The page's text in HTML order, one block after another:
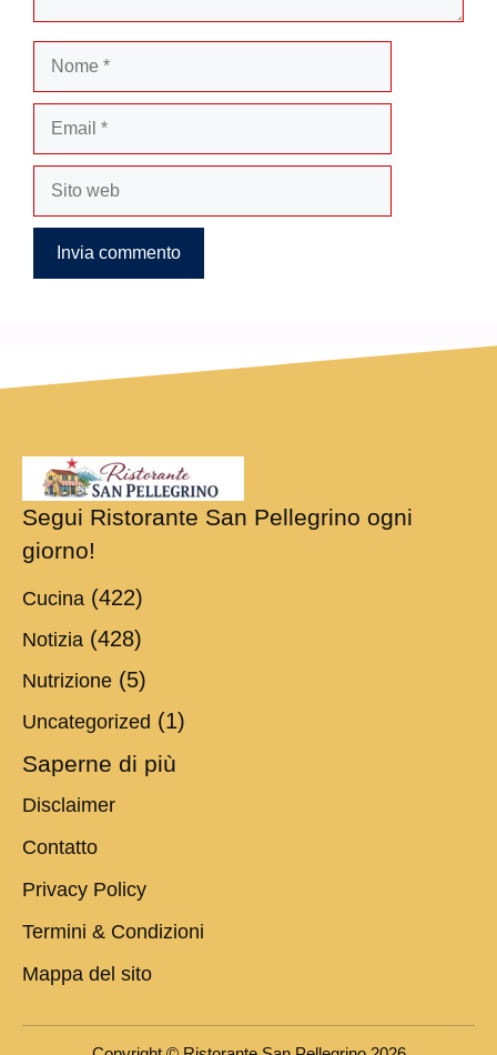
Segui Ristorante San Pellegrino ogni
giorno!
Cucina (422)
Notizia (428)
Nutrizione (5)
Uncategorized (1)
Saperne di più
Disclaimer
Contatto
Privacy Policy
Termini & Condizioni
Mappa del sito